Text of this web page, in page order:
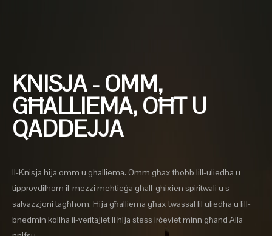
KNISJA - OMM,
GĦALLIEMA, OĦT U
QADDEJJA
Il-Knisja hija omm u għalliema. Omm għax tħobb lill-uliedha u
tipprovdilhom il-mezzi meħtieġa għall-għixien spiritwali u s-
salvazzjoni tagħhom. Hija għalliema għax twassal lil uliedha u lill-
bnedmin kollha il-veritajiet li hija stess irċeviet minn għand Alla